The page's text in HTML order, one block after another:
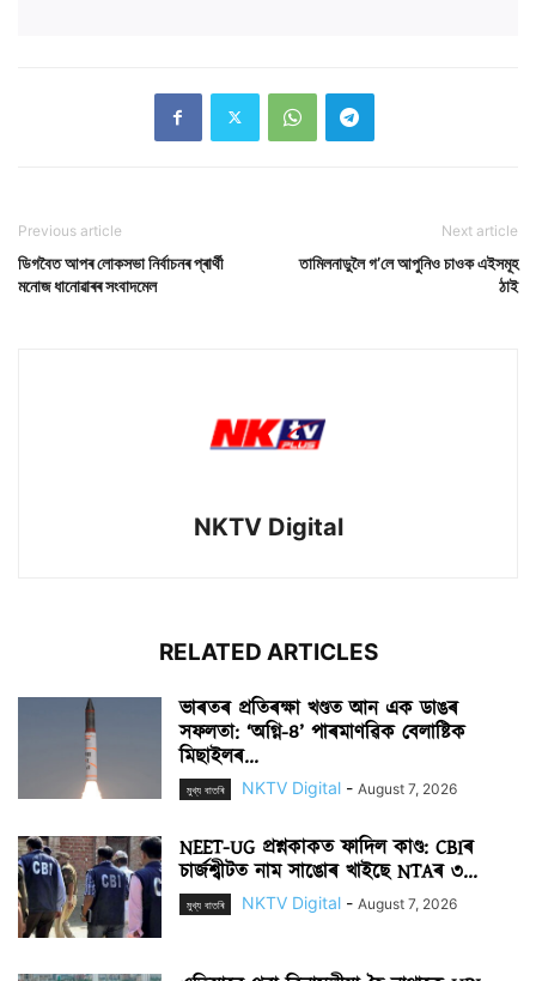
Previous article
ডিগবৈত আপৰ লোকসভা নিৰ্বাচনৰ প্ৰাৰ্থী
মনোজ ধানোৱাৰৰ সংবাদমেল
Next article
তামিলনাডুলৈ গ’লে আপুনিও চাওক এইসমূহ
ঠাই
NKTV Digital
RELATED ARTICLES
ভাৰতৰ প্ৰতিৰক্ষা খণ্ডত আন এক ডাঙৰ
সফলতা: ‘অগ্নি-৪’ পাৰমাণৱিক বেলাষ্টিক
মিছাইলৰ...
মুখ্য বাতৰি NKTV Digital - August 7, 2026
NEET-UG প্ৰশ্নকাকত ফাদিল কাণ্ড: CBIৰ
চাৰ্জশ্বীটত নাম সাঙোৰ খাইছে NTAৰ ৩...
মুখ্য বাতৰি NKTV Digital - August 7, 2026